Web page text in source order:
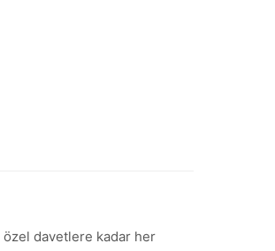
özel davetlere kadar her